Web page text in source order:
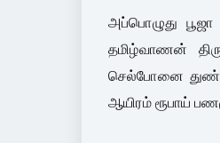
அப்பொழுது
தமிழ்வாணன்
செல்போனை
ஆயிரம் ரூபாய்